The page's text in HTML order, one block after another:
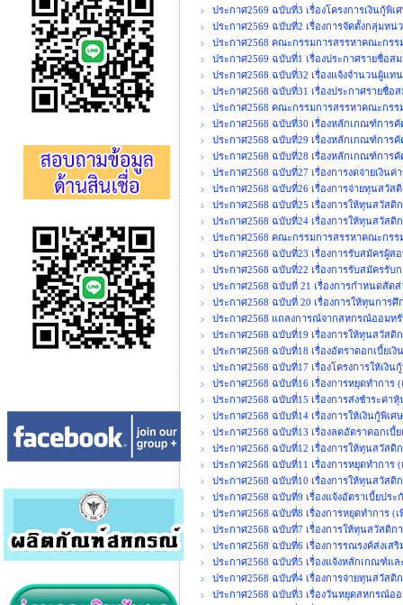
ประกาศ2569 ฉบับที่3 เรื่องโครงการเงินกู้พิ
ประกาศ2569 ฉบับที่2 เรื่องการจัดตั้งกลุ่มหน่
ประกาศ2568 คณะกรรมการสรรหาคณะกรร
ประกาศ2569 ฉบับที่1 เรื่องประกาศรายชื่อ
ประกาศ2568 ฉบับที่32 เรื่องแจ้งจำนวนผู้แท
ประกาศ2568 ฉบับที่31 เรื่องประกาศรายชื่
ประกาศ2568 คณะกรรมการสรรหาคณะกรร
ประกาศ2568 ฉบับที่30 เรื่องหลักเกณฑ์การ
ประกาศ2568 ฉบับที่29 เรื่องหลักเกณฑ์การคั
ประกาศ2568 ฉบับที่28 เรื่องหลักเกณฑ์การ
ประกาศ2568 ฉบับที่27 เรื่องการงดจ่ายเงิน
ประกาศ2568 ฉบับที่26 เรื่องการจ่ายทุนสวัส
ประกาศ2568 ฉบับที่25 เรื่องการให้ทุนสวัส
ประกาศ2568 ฉบับที่24 เรื่องการให้ทุนสวัสดิ
ประกาศ2568 คณะกรรมการสรรหาคณะกรร
ประกาศ2568 ฉบับที่23 เรื่องการรับสมัครผู้ส
ประกาศ2568 ฉบับที่22 เรื่องการรับสมัครรับ
ประกาศ2568 ฉบับที่ 21 เรื่องการกำหนดสัด
ประกาศ2568 ฉบับที่ 20 เรื่องการให้ทุนการ
ประกาศ2568 แถลงการณ์จากสหกรณ์ออม
ประกาศ2568 ฉบับที่19 เรื่องการให้ทุนสวัสดิ
ประกาศ2568 ฉบับที่18 เรื่องอัตราดอกเบี้ยเ
ประกาศ2568 ฉบับที่17 เรื่องโครงการให้เงิน
ประกาศ2568 ฉบับที่16 เรื่องการหยุดทำการ (
ประกาศ2568 ฉบับที่15 เรื่องการส่งชำระค่า
ประกาศ2568 ฉบับที่14 เรื่องการให้เงินกู้พิเ
ประกาศ2568 ฉบับที่13 เรื่องลดอัตราดอกเบี้
ประกาศ2568 ฉบับที่12 เรื่องการให้ทุนสวัสดิ
ประกาศ2568 ฉบับที่11 เรื่องการหยุดทำการ (
ประกาศ2568 ฉบับที่10 เรื่องการให้ทุนสวัสดิ
ประกาศ2568 ฉบับที่9 เรื่องแจ้งอัตราเบี้ยปร
ประกาศ2568 ฉบับที่8 เรื่องการหยุดทำการ (เ
ประกาศ2568 ฉบับที่7 เรื่องการให้ทุนสวัสดิก
ประกาศ2568 ฉบับที่6 เรื่องการรณรงค์ส่งเส
ประกาศ2568 ฉบับที่5 เรื่องแจ้งหลักเกณฑ์แ
ประกาศ2568 ฉบับที่4 เรื่องการจ่ายทุนสวัสติ
ประกาศ2568 ฉบับที่3 เรื่องวันหยุดสหกรณ์